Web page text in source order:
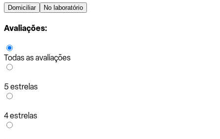
Domiciliar No laboratório
Avaliações:
Todas as avaliações
5 estrelas
4 estrelas